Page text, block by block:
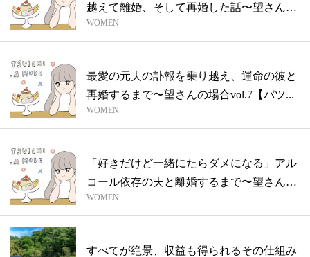
越えて離婚、そして再婚した話〜望さんの
場合...
WOMEN
最愛の元夫の訃報を乗り越え、運命の彼と
再婚するまで〜望さんの場合vol.7【バツ...
WOMEN
「好きだけど一緒にたらダメになる」アル
コール依存の夫と離婚するまで〜望さん
vol...
WOMEN
すべてが絶景、収益も得られるその仕組み